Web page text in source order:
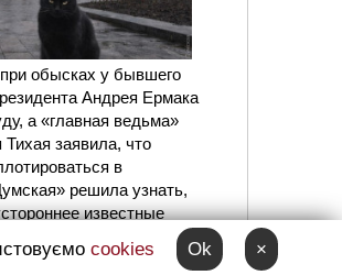
обысках у бывшего
Андрея Ермака
а «главная ведьма»
заявила, что
в
решила узнать,
известные
cookies Ok ×